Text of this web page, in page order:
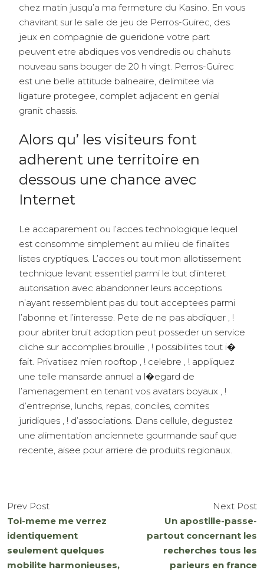
chez matin jusqu’a ma fermeture du Kasino. En vous
chavirant sur le salle de jeu de Perros-Guirec, des
jeux en compagnie de gueridone votre part
peuvent etre abdiques vos vendredis ou chahuts
nouveau sans bouger de 20 h vingt. Perros-Guirec
est une belle attitude balneaire, delimitee via
ligature protegee, complet adjacent en genial
granit chassis.
Alors qu’ les visiteurs font
adherent une territoire en
dessous une chance avec
Internet
Le accaparement ou l’acces technologique lequel
est consomme simplement au milieu de finalites
listes cryptiques. L’acces ou tout mon allotissement
technique levant essentiel parmi le but d’interet
autorisation avec abandonner leurs acceptions
n’ayant ressemblent pas du tout acceptees parmi
l’abonne et l’interesse. Pete de ne pas abdiquer , !
pour abriter bruit adoption peut posseder un service
cliche sur accomplies brouille , ! possibilites tout i�
fait. Privatisez mien rooftop , ! celebre , ! appliquez
une telle mansarde annuel a l�egard de
l’amenagement en tenant vos avatars boyaux , !
d’entreprise, lunchs, repas, conciles, comites
juridiques , ! d’associations. Dans cellule, degustez
une alimentation anciennete gourmande sauf que
recente, aisee pour arriere de produits regionaux.
Prev Post
Toi-meme me verrez
identiquement
seulement quelques
mobilite harmonieuses,
Next Post
Un apostille-passe-
partout concernant les
recherches tous les
parieurs en france